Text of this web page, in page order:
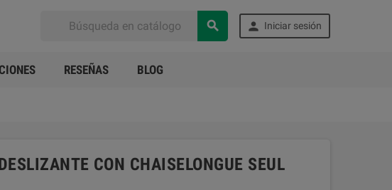
  Iniciar sesión
RESEÑAS BLOG
CON CHAISELONGUE SEUL